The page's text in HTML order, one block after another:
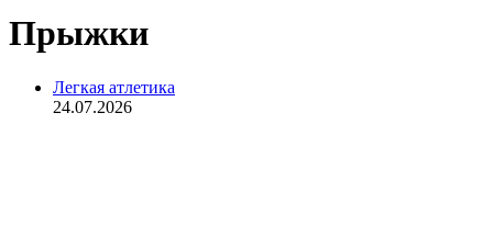
Прыжки
Легкая атлетика
24.07.2026